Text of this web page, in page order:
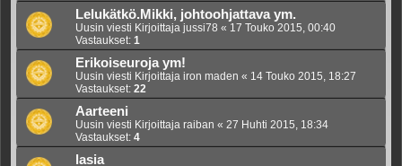
Lelukätkö.Mikki, johtoohjattava ym.
Uusin viesti Kirjoittaja jussi78 « 17 Touko 2015, 00:40
Vastaukset: 1
Erikoiseuroja ym!
Uusin viesti Kirjoittaja iron maden « 14 Touko 2015, 18:27
Vastaukset: 22
Aarteeni
Uusin viesti Kirjoittaja raiban « 27 Huhti 2015, 18:34
Vastaukset: 4
lasia